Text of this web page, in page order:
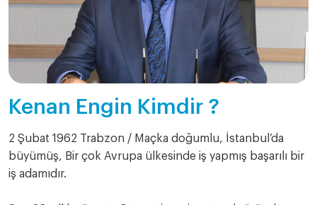
Kenan Engin Kimdir ?
2 Şubat 1962 Trabzon / Maçka doğumlu, İstanbul’da
büyümüş, Bir çok Avrupa ülkesinde iş yapmış başarılı bir
iş adamıdır.